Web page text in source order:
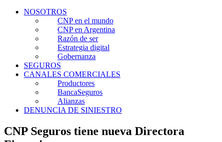
NOSOTROS
CNP en el mundo
CNP en Argentina
Razón de ser
Estrategia digital
Gobernanza
SEGUROS
CANALES COMERCIALES
Productores
BancaSeguros
Alianzas
DENUNCIA DE SINIESTRO
CNP Seguros tiene nueva Directora